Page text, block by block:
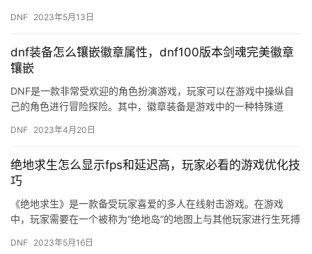
权硬…
DNF 2023年5月13日
dnf装备怎么镶嵌徽章属性，dnf100版本剑魂完美徽章
镶嵌
DNF是一款非常受欢迎的角色扮演游戏，玩家可以在游戏中操纵自
己的角色进行冒险探险。其中，徽章装备是游戏中的一种特殊道
说，…
DNF 2023年4月20日
绝地求生怎么显示fps和延迟高，玩家必看的游戏优化技
巧
《绝地求生》是一款备受玩家喜爱的多人在线射击游戏。在游戏
中，玩家需要在一个被称为“绝地岛”的地图上与其他玩家进行生死搏
…
DNF 2023年5月16日